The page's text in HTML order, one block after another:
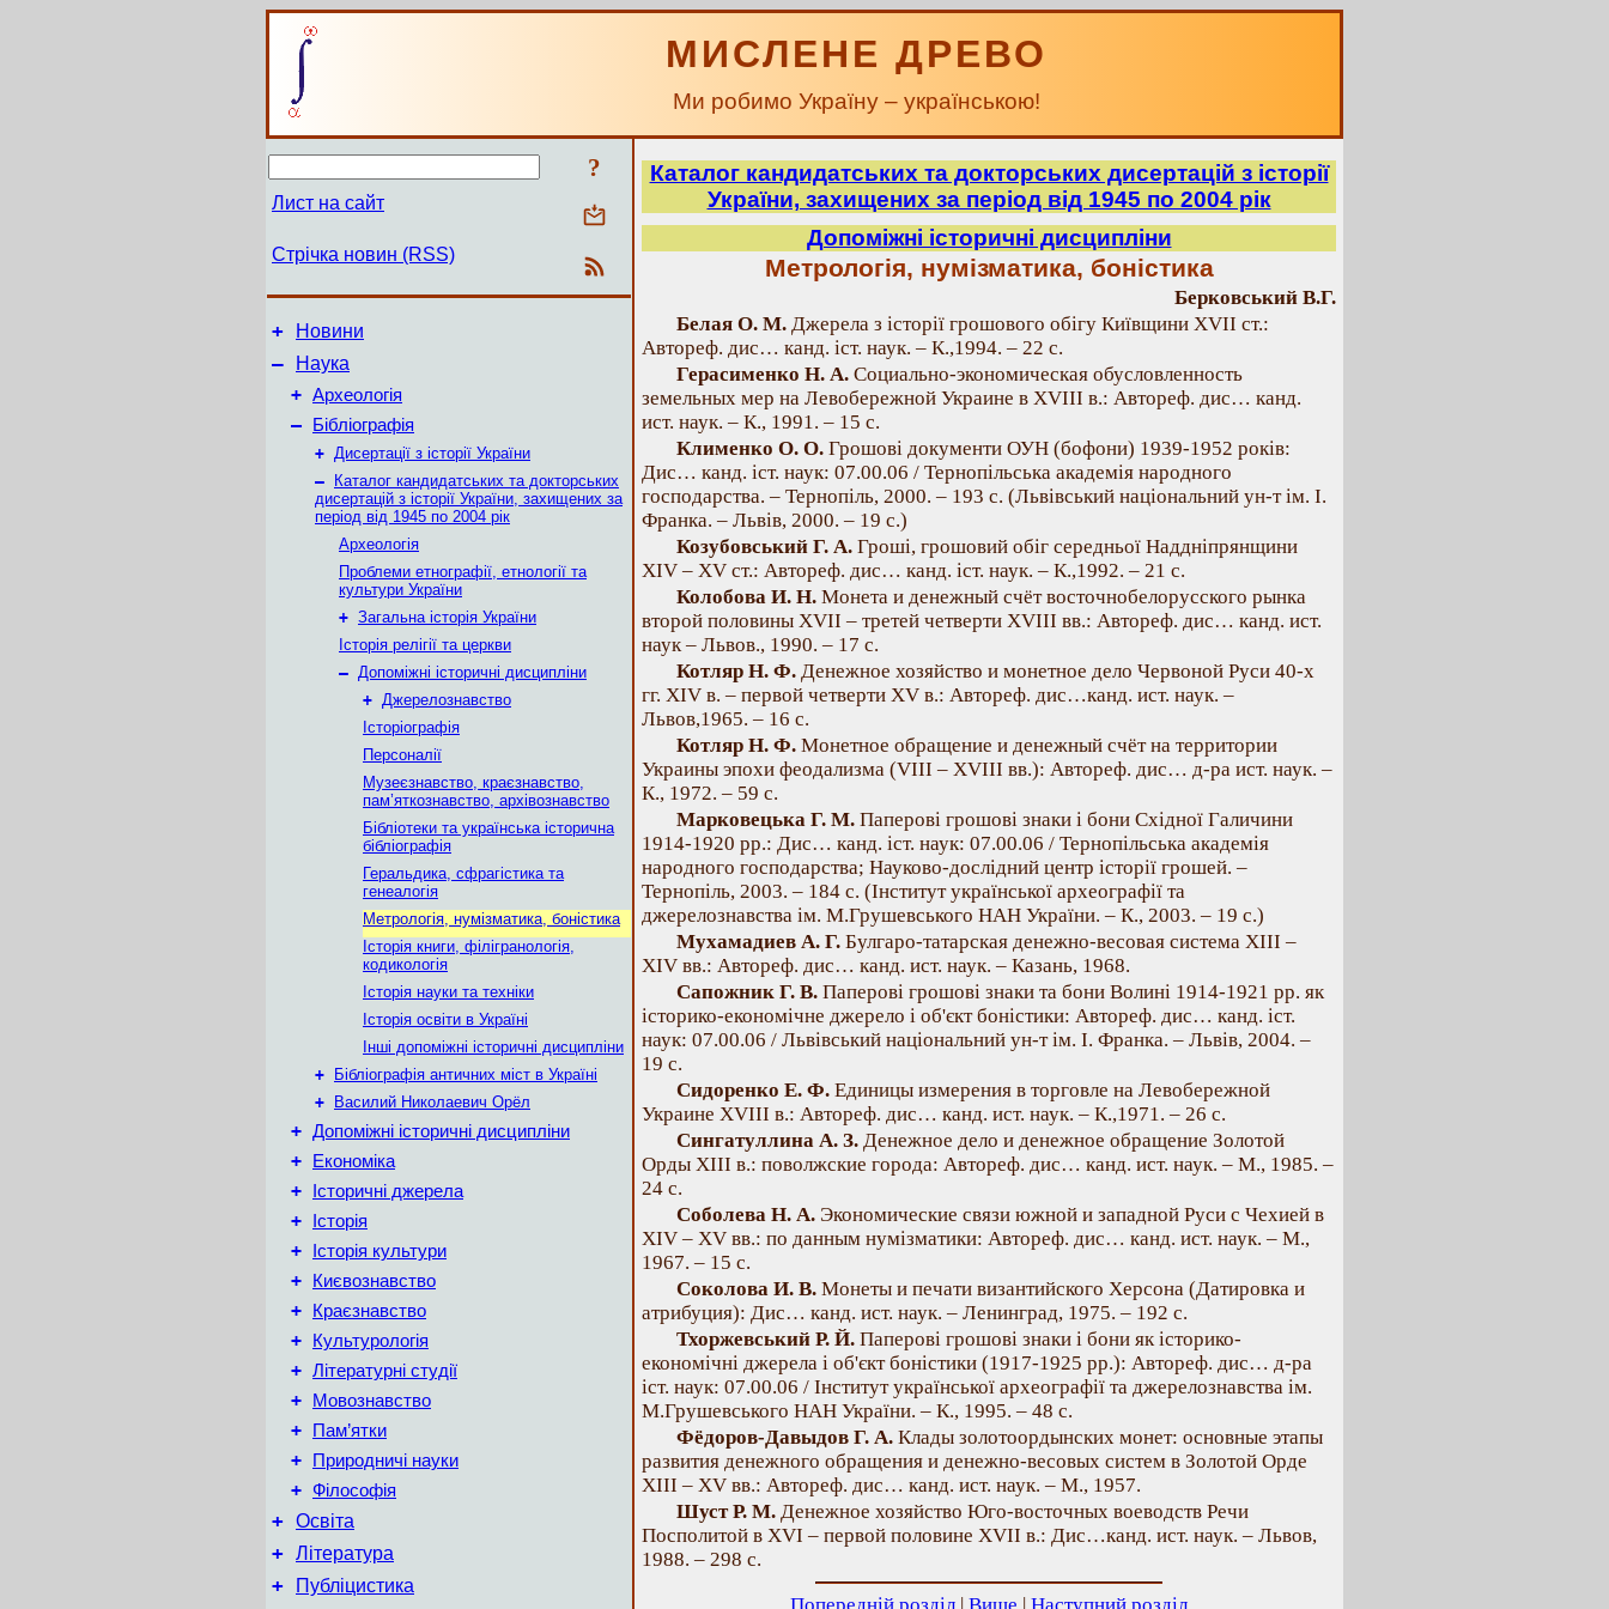
МИСЛЕНЕ ДРЕВО
Ми робимо Україну – українською!
?
Лист на сайт
Стрічка новин (RSS)
+ Новини
–
Наука
+ Археологія
– Бібліографія
+ Дисертації з історії України
–
Каталог кандидатських та докторських
дисертацій з історії України, захищених за
період від 1945 по 2004 рік
Археологія
Проблеми етнографії, етнології та
культури України
+ Загальна історія України
Історія релігії та церкви
– Допоміжні історичні дисципліни
+ Джерелознавство
Історіографія
Персоналії
Музеєзнавство, краєзнавство,
пам’яткознавство, архівознавство
Бібліотеки та українська історична
бібліографія
Геральдика, сфрагістика та
генеалогія
Метрологія, нумізматика, боністика
Історія книги, філігранологія,
кодикологія
Історія науки та техніки
Історія освіти в Україні
Інші допоміжні історичні дисципліни
+
Бібліографія античних міст в Україні
+
Василий Николаевич Орёл
+ Допоміжні історичні дисципліни
+ Економіка
+ Історичні джерела
+ Історія
+ Історія культури
+ Києвознавство
+ Краєзнавство
+ Культурологія
+ Літературні студії
+ Мовознавство
+ Пам’ятки
+ Природничі науки
+ Філософія
+ Освіта
+ Література
+ Публіцистика
Каталог кандидатських та докторських дисертацій з історії
України, захищених за період від 1945 по 2004 рік
Допоміжні історичні дисципліни
Метрологія, нумізматика, боністика
Берковський В.Г.
Белая О. М. Джерела з історії грошового обігу Київщини XVII ст.:
Автореф. дис… канд. іст. наук. – К.,1994. – 22 с.
Герасименко Н. А. Социально-экономическая обусловленность
земельных мер на Левобережной Украине в XVIII в.: Автореф. дис… канд.
ист. наук. – К., 1991. – 15 с.
Клименко О. О. Грошові документи ОУН (бофони) 1939-1952 років:
Дис… канд. іст. наук: 07.00.06 / Тернопільська академія народного
господарства. – Тернопіль, 2000. – 193 с. (Львівський національний ун-т ім. І.
Франка. – Львів, 2000. – 19 с.)
Козубовський Г. А. Гроші, грошовий обіг середньої Наддніпрянщини
XIV – XV ст.: Автореф. дис… канд. іст. наук. – К.,1992. – 21 с.
Колобова И. Н. Монета и денежный счёт восточнобелорусского рынка
второй половины XVII – третей четверти XVIII вв.: Автореф. дис… канд. ист.
наук – Львов., 1990. – 17 с.
Котляр Н. Ф. Денежное хозяйство и монетное дело Червоной Руси 40-х
гг. XIV в. – первой четверти XV в.: Автореф. дис…канд. ист. наук. –
Львов,1965. – 16 с.
Котляр Н. Ф. Монетное обращение и денежный счёт на территории
Украины эпохи феодализма (VIII – XVIII вв.): Автореф. дис… д-ра ист. наук. –
К., 1972. – 59 с.
Марковецька Г. М. Паперові грошові знаки і бони Східної Галичини
1914-1920 рр.: Дис… канд. іст. наук: 07.00.06 / Тернопільська академія
народного господарства; Науково-дослідний центр історії грошей. –
Тернопіль, 2003. – 184 с. (Інститут української археографії та
джерелознавства ім. М.Грушевського НАН України. – К., 2003. – 19 с.)
Мухамадиев А. Г. Булгаро-татарская денежно-весовая система XIII –
XIV вв.: Автореф. дис… канд. ист. наук. – Казань, 1968.
Сапожник Г. В. Паперові грошові знаки та бони Волині 1914-1921 рр. як
історико-економічне джерело і об'єкт боністики: Автореф. дис… канд. іст.
наук: 07.00.06 / Львівський національний ун-т ім. І. Франка. – Львів, 2004. –
19 с.
Сидоренко Е. Ф. Единицы измерения в торговле на Левобережной
Украине XVIII в.: Автореф. дис… канд. ист. наук. – К.,1971. – 26 с.
Сингатуллина А. З. Денежное дело и денежное обращение Золотой
Орды XIII в.: поволжские города: Автореф. дис… канд. ист. наук. – М., 1985. –
24 с.
Соболева Н. А. Экономические связи южной и западной Руси с Чехией в
XIV – XV вв.: по данным нумізматики: Автореф. дис… канд. ист. наук. – М.,
1967. – 15 с.
Соколова И. В. Монеты и печати византийского Херсона (Датировка и
атрибуция): Дис… канд. ист. наук. – Ленинград, 1975. – 192 с.
Тхоржевський Р. Й. Паперові грошові знаки і бони як історико-
економічні джерела і об'єкт боністики (1917-1925 рр.): Автореф. дис… д-ра
іст. наук: 07.00.06 / Інститут української археографії та джерелознавства ім.
М.Грушевського НАН України. – К., 1995. – 48 с.
Фёдоров-Давыдов Г. А. Клады золотоордынских монет: основные этапы
развития денежного обращения и денежно-весовых систем в Золотой Орде
XIII – XV вв.: Автореф. дис… канд. ист. наук. – М., 1957.
Шуст Р. М. Денежное хозяйство Юго-восточных воеводств Речи
Посполитой в XVI – первой половине XVII в.: Дис…канд. ист. наук. – Львов,
1988. – 298 с.